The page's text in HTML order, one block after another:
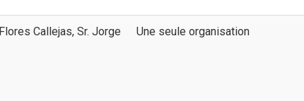
Flores Callejas, Sr. Jorge Une seule organisation